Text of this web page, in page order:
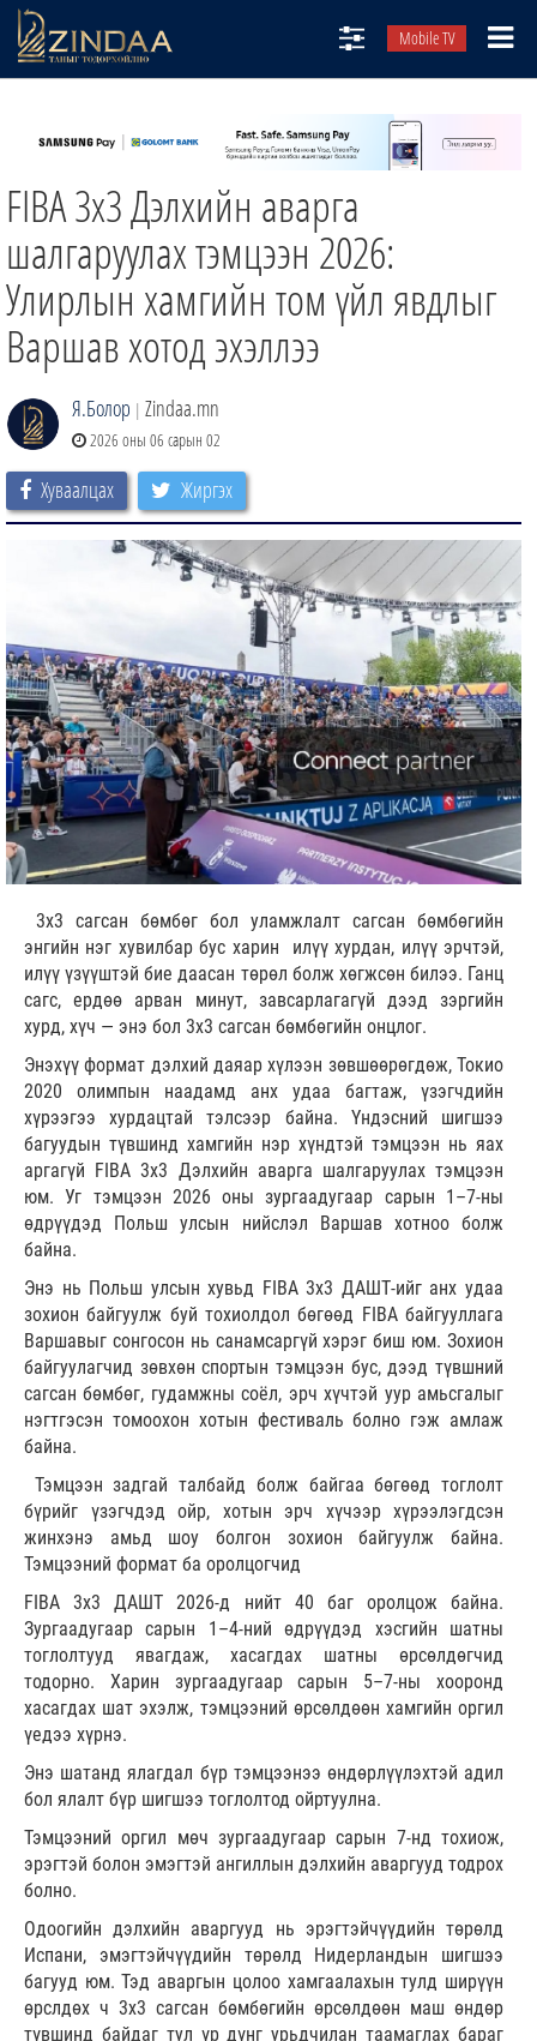
Mobile TV
ТВ8
ӨГЛӨӨНИЙ СОНИН
ЗИНДАА СЭТГҮҮЛ
FIBA 3x3 Дэлхийн аварга
шалгаруулах тэмцээн 2026:
Улирлын хамгийн том үйл явдлыг
Варшав хотод эхэллээ
Я.Болор | Zindaa.mn
2026 оны 06 сарын 02
Хуваалцах Жиргэх
3х3 сагсан бөмбөг бол уламжлалт сагсан бөмбөгийн
энгийн нэг хувилбар бус харин илүү хурдан, илүү эрчтэй,
илүү үзүүштэй бие даасан төрөл болж хөгжсөн билээ. Ганц
сагс, ердөө арван минут, завсарлагагүй дээд зэргийн
хурд, хүч — энэ бол 3х3 сагсан бөмбөгийн онцлог.
Энэхүү формат дэлхий даяар хүлээн зөвшөөрөгдөж, Токио
2020 олимпын наадамд анх удаа багтаж, үзэгчдийн
хүрээгээ хурдацтай тэлсээр байна. Үндэсний шигшээ
багуудын түвшинд хамгийн нэр хүндтэй тэмцээн нь яах
аргагүй FIBA 3x3 Дэлхийн аварга шалгаруулах тэмцээн
юм. Уг тэмцээн 2026 оны зургаадугаар сарын 1–7-ны
өдрүүдэд Польш улсын нийслэл Варшав хотноо болж
байна.
Энэ нь Польш улсын хувьд FIBA 3x3 ДАШТ-ийг анх удаа
зохион байгуулж буй тохиолдол бөгөөд FIBA байгууллага
Варшавыг сонгосон нь санамсаргүй хэрэг биш юм. Зохион
байгуулагчид зөвхөн спортын тэмцээн бус, дээд түвшний
сагсан бөмбөг, гудамжны соёл, эрч хүчтэй уур амьсгалыг
нэгтгэсэн томоохон хотын фестиваль болно гэж амлаж
байна.
Тэмцээн задгай талбайд болж байгаа бөгөөд тоглолт
бүрийг үзэгчдэд ойр, хотын эрч хүчээр хүрээлэгдсэн
жинхэнэ амьд шоу болгон зохион байгуулж байна.
Тэмцээний формат ба оролцогчид
FIBA 3x3 ДАШТ 2026-д нийт 40 баг оролцож байна.
Зургаадугаар сарын 1–4-ний өдрүүдэд хэсгийн шатны
тоглолтууд явагдаж, хасагдах шатны өрсөлдөгчид
тодорно. Харин зургаадугаар сарын 5–7-ны хооронд
хасагдах шат эхэлж, тэмцээний өрсөлдөөн хамгийн оргил
үедээ хүрнэ.
Энэ шатанд ялагдал бүр тэмцээнээ өндөрлүүлэхтэй адил
бол ялалт бүр шигшээ тоглолтод ойртуулна.
Тэмцээний оргил мөч зургаадугаар сарын 7-нд тохиож,
эрэгтэй болон эмэгтэй ангиллын дэлхийн аваргууд тодрох
болно.
Одоогийн дэлхийн аваргууд нь эрэгтэйчүүдийн төрөлд
Испани, эмэгтэйчүүдийн төрөлд Нидерландын шигшээ
багууд юм. Тэд аваргын цолоо хамгаалахын тулд ширүүн
өрслдөх ч 3х3 сагсан бөмбөгийн өрсөлдөөн маш өндөр
түвшинд байдаг тул үр дүнг урьдчилан таамаглах бараг